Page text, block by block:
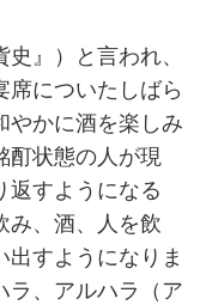
』）と言われ、
についたしばら
やかに酒を楽しみ
酊状態の人が現
返すようになる
み、酒、人を飲
すようになりま
ラ、アルハラ（ア